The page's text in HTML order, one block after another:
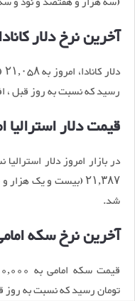
آخرین نرخ دلار کانادا
رسید که نسبت به روز قبل ، افزایش ۱.۵۸
قیمت دلار استرالیا
۲۱,۳۸۷ (بیست و یک
شد.
آخرین نرخ سکه
تومان رسید که نسبت به روز قبل ، افزایش